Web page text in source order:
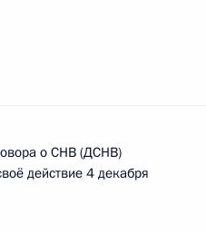
о СНВ (ДСНВ)
действие 4 декабря